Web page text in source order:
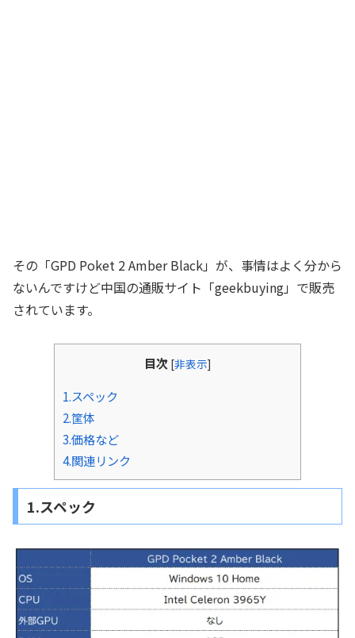
その「GPD Poket 2 Amber Black」が、事情はよく分から
ないんですけど中国の通販サイト「geekbuying」で販売
されています。
目次 [非表示]
1.スペック
2.筐体
3.価格など
4.関連リンク
1.スペック